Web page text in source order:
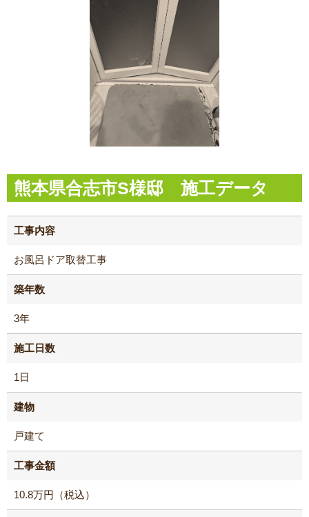
熊本県合志市S様邸 施工データ
工事内容
お風呂ドア取替工事
築年数
3年
施工日数
1日
建物
戸建て
工事金額
10.8万円（税込）